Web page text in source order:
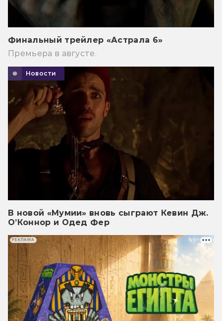
Финальный трейлер «Астрала 6»
Премьера в августе.
Новости
В новой «Мумии» вновь сыграют Кевин Дж.
О’Коннор и Одед Фер
РЕКЛАМА